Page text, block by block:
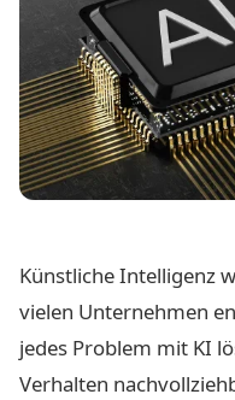
Künstliche Intelligenz
vielen Unternehmen
jedes Problem mit KI
Verhalten